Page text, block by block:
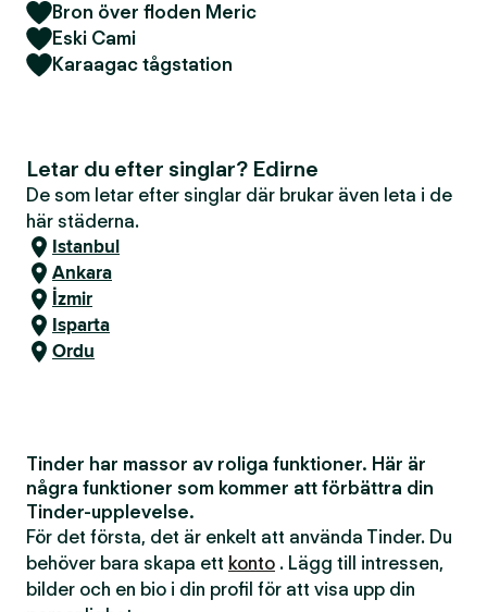
Bron över floden Meric
Eski Cami
Karaagac tågstation
Letar du efter singlar? Edirne
De som letar efter singlar där brukar även leta i de
här städerna.
Istanbul
Ankara
İzmir
Isparta
Ordu
Tinder har massor av roliga funktioner. Här är
några funktioner som kommer att förbättra din
Tinder-upplevelse.
För det första, det är enkelt att använda Tinder. Du
behöver bara skapa ett konto . Lägg till intressen,
bilder och en bio i din profil för att visa upp din